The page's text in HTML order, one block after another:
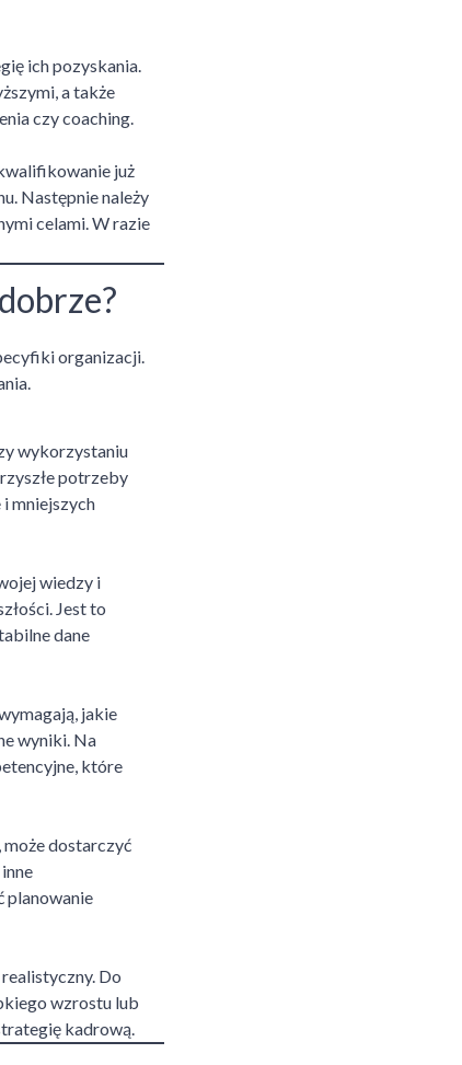
ich pozyskania.
a także
czy coaching.
już
Następnie należy
celami. W razie
organizacji.
wykorzystaniu
potrzeby
mniejszych
wiedzy i
Jest to
dane
jakie
wyniki. Na
które
dostarczyć
planowanie
Do
wzrostu lub
kadrową.